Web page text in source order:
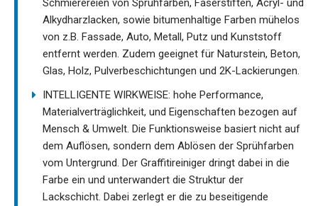
Schmierereien von Sprühfarben, Faserstiften, Acryl- und
Alkydharzlacken, sowie bitumenhaltige Farben mühelos
von z.B. Fassade, Auto, Metall, Putz und Kunststoff
entfernt werden. Zudem geeignet für Naturstein, Beton,
Glas, Holz, Pulverbeschichtungen und 2K-Lackierungen.
INTELLIGENTE WIRKWEISE: hohe Performance,
Materialverträglichkeit, und Eigenschaften bezogen auf
Mensch & Umwelt. Die Funktionsweise basiert nicht auf
dem Auflösen, sondern dem Ablösen der Sprühfarben
vom Untergrund. Der Graffitireiniger dringt dabei in die
Farbe ein und unterwandert die Struktur der
Lackschicht. Dabei zerlegt er die zu beseitigende